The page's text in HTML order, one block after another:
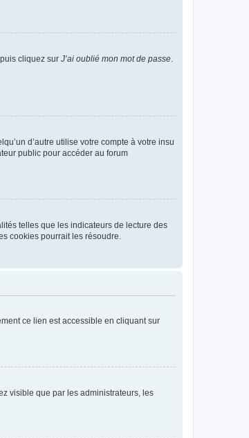
cliquez sur J’ai oublié mon mot de passe
d’autre utilise votre compte à votre insu
public pour accéder au forum
telles que les indicateurs de lecture des
cookies pourrait les résoudre.
ce lien est accessible en cliquant sur
visible que par les administrateurs, les